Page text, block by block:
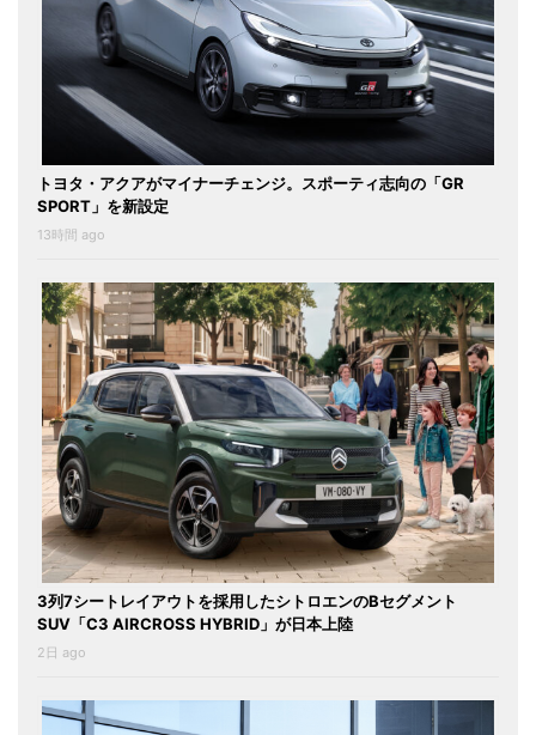
トヨタ・アクアがマイナーチェンジ。スポーティ志向の「GR
SPORT」を新設定
13時間 ago
3列7シートレイアウトを採用したシトロエンのBセグメント
SUV「C3 AIRCROSS HYBRID」が日本上陸
2日 ago